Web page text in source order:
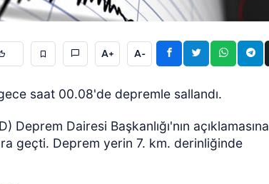
A+ A-
saat 00.08'de depremle sallandı.
Deprem Dairesi Başkanlığı'nın açıklamasına
geçti. Deprem yerin 7. km. derinliğinde